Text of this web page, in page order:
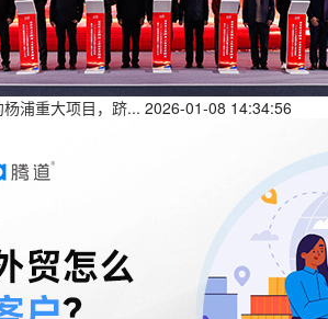
浦重大项目，跻... 2026-01-08 14:34:56